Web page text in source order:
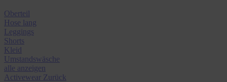
Oberteil
Hose lang
Leggings
Shorts
Kleid
Umstandswäsche
alle anzeigen
Activewear Zurück